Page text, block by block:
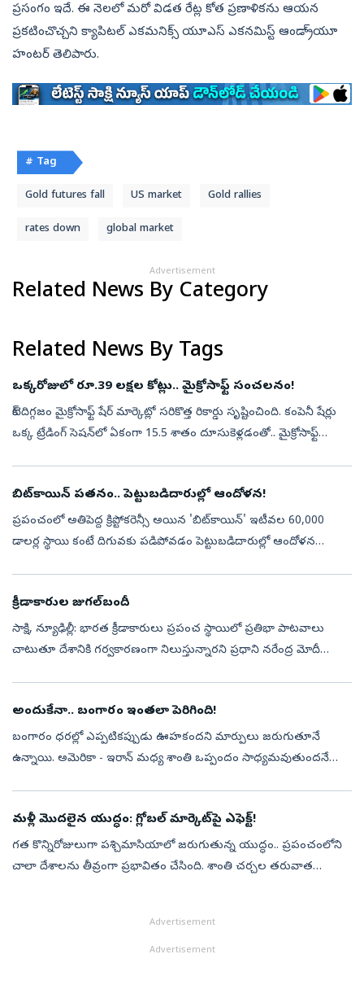
ప్రసంగం ఇదే. ఈ నెలలో మరో విడత రేట్ల కోత ప్రణాళికను ఆయన
ప్రకటించొచ్చని క్యాపిటల్‌ ఎకమనిక్స్‌ యూఎస్‌ ఎకనమిస్ట్‌ ఆండ్రా్యూ
హంటర్‌ తెలిపారు.
# Tag
Gold futures fall US market Gold rallies
rates down global market
Advertisement
Related News By Category
Related News By Tags
ఒక్కరోజులో రూ.39 లక్షల కోట్లు.. మైక్రోసాఫ్ట్‌ సంచలనం!
టెక్‌ దిగ్గజం మైక్రోసాఫ్ట్‌ షేర్‌ మార్కెట్లో సరికొత్త రికార్డు సృష్టించింది. కంపెనీ షేర్లు
ఒక్క ట్రేడింగ్‌ సెషన్‌లో ఏకంగా 15.5 శాతం దూసుకెళ్లడంతో.. మైక్రోసాఫ్ట్‌
బిట్‌కాయిన్ పతనం.. పెట్టుబడిదారుల్లో ఆందోళన!
ప్రపంచంలో అతిపెద్ద క్రిప్టోకరెన్సీ అయిన 'బిట్‌కాయిన్' ఇటీవల 60,000
డాలర్ల స్థాయి కంటే దిగువకు పడిపోవడం పెట్టుబడిదారుల్లో ఆందోళన
క్రీడాకారుల జుగల్‌బందీ
సాక్షి, న్యూఢిల్లీ: భారత క్రీడాకారులు ప్రపంచ స్థాయిలో ప్రతిభా పాటవాలు
చాటుతూ దేశానికి గర్వకారణంగా నిలుస్తున్నారని ప్రధాని నరేంద్ర మోదీ
అందుకేనా.. బంగారం ఇంతలా పెరిగింది!
బంగారం ధరల్లో ఎప్పటికప్పుడు ఊహకందని మార్పులు జరుగుతూనే
ఉన్నాయి. అమెరికా - ఇరాన్ మధ్య శాంతి ఒప్పందం సాధ్యమవుతుందనే
మళ్లీ మొదలైన యుద్ధం: గ్లోబల్ మార్కెట్‌పై ఎఫెక్ట్!
గత కొన్నిరోజులుగా పశ్చిమాసియాలో జరుగుతున్న యుద్ధం.. ప్రపంచంలోని
చాలా దేశాలను తీవ్రంగా ప్రభావితం చేసింది. శాంతి చర్చల తరువాత
Advertisement
Advertisement